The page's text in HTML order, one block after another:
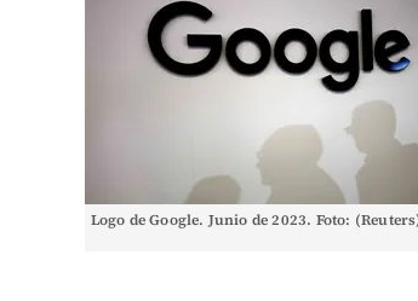
Logo de Google. Junio de 2023. Foto: